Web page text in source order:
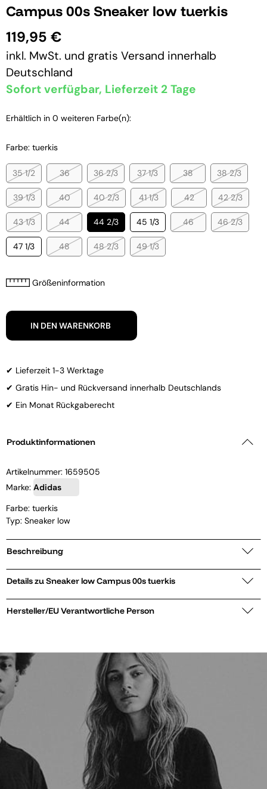
Campus 00s Sneaker low tuerkis
119,95 €
inkl. MwSt. und gratis Versand innerhalb
Deutschland
Sofort verfügbar, Lieferzeit 2 Tage
Erhältlich in 0 weiteren Farbe(n):
Farbe: tuerkis
35 1/2 36 36 2/3 37 1/3 38 38 2/3
39 1/3 40 40 2/3 41 1/3 42 42 2/3
43 1/3 44 44 2/3 45 1/3 46 46 2/3
47 1/3 48 48 2/3 49 1/3
Größeninformation
IN DEN WARENKORB
✔ Lieferzeit 1-3 Werktage
✔ Gratis Hin- und Rückversand innerhalb Deutschlands
✔ Ein Monat Rückgaberecht
Produktinformationen
Artikelnummer: 1659505
Marke: Adidas
Farbe: tuerkis
Typ: Sneaker low
Beschreibung
Details zu Sneaker low Campus 00s tuerkis
Hersteller/EU Verantwortliche Person